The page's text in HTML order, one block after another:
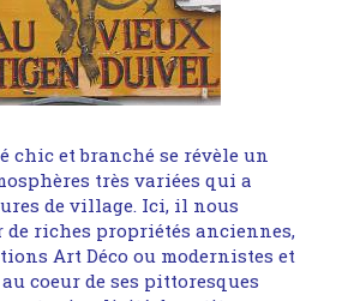
chic et branché se révèle un
très variées qui a
de village. Ici, il nous
de riches propriétés anciennes,
Art Déco ou modernistes et
coeur de ses pittoresques